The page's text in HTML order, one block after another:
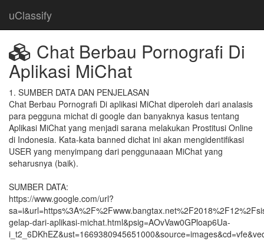
uClassify
Chat Berbau Pornografi Di
Aplikasi MiChat
1. SUMBER DATA DAN PENJELASAN
Chat Berbau Pornografi Di aplikasi MiChat diperoleh dari analasis
para pegguna michat di google dan banyaknya kasus tentang
Aplikasi MiChat yang menjadi sarana melakukan Prostitusi Online
di Indonesia. Kata-kata banned dichat ini akan mengidentifikasi
USER yang menyimpang dari penggunaaan MiChat yang
seharusnya (baik).
SUMBER DATA:
https://www.google.com/url?
gelap-dari-aplikasi-michat.html&psig=AOvVaw0GPloap6Ua-